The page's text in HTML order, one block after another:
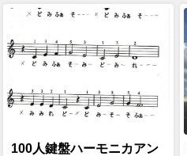
100人鍵盤ハーモニカアン